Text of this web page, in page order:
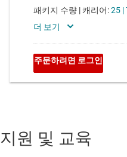
지원 및 교육